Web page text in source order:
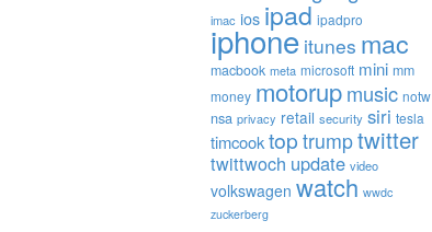
imac ios ipad ipadpro
iphone itunes mac
macbook meta microsoft mini mm
money motorupmusic notw
nsa privacy retail security siri tesla
timcooktop trumptwitter
twittwoch update video
volkswagen watch wwdc
zuckerberg